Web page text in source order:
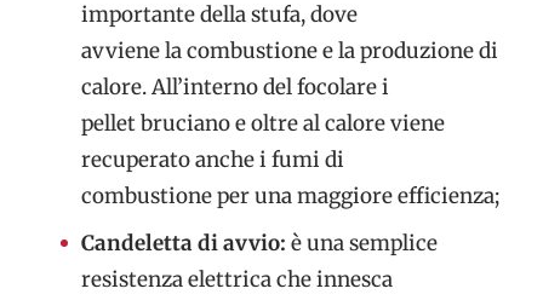
importante della stufa, dove
avviene la combustione e la produzione di
calore. All’interno del focolare i
pellet bruciano e oltre al calore viene
recuperato anche i fumi di
combustione per una maggiore efficienza;
Candeletta di avvio: è una semplice
resistenza elettrica che innesca